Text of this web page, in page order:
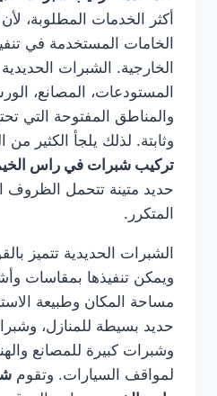
أكثر الخدمات المطلوبة،
الخامات المستخدمة في
الخارجية. الشبرات
المستودعات، المصانع،
والمناطق المفتوحة التي
وثابتة. لذلك يلجأ الكثير من
تركيب شبرات في راس
حديد متينة تتحمل الظروف
المتكرر.
الشبرات الحديدية تتميز
ويمكن تنفيذها بمقاسات
مساحة المكان وطبيعة
حديد بسيطة للمنازل،
وشبرات كبيرة للمصانع
لمواقف السيارات. وتقوم